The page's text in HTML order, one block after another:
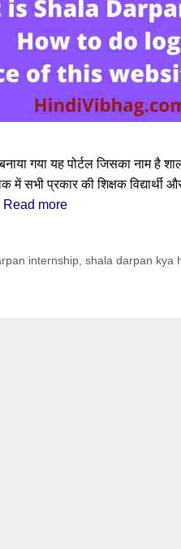
गया यह पोर्टल जिसका नाम
प्रकार की शिक्षक विद्यार्थी
Read more
internship, shala darpan kya